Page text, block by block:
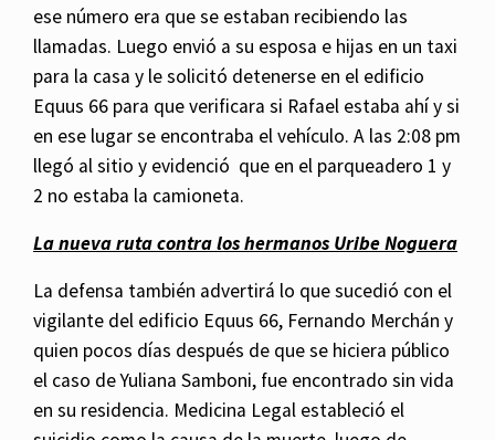
ese número era que se estaban recibiendo las
llamadas. Luego envió a su esposa e hijas en un taxi
para la casa y le solicitó detenerse en el edificio
Equus 66 para que verificara si Rafael estaba ahí y si
en ese lugar se encontraba el vehículo. A las 2:08 pm
llegó al sitio y evidenció que en el parqueadero 1 y
2 no estaba la camioneta.
La nueva ruta contra los hermanos Uribe Noguera
La defensa también advertirá lo que sucedió con el
vigilante del edificio Equus 66, Fernando Merchán y
quien pocos días después de que se hiciera público
el caso de Yuliana Samboni, fue encontrado sin vida
en su residencia. Medicina Legal estableció el